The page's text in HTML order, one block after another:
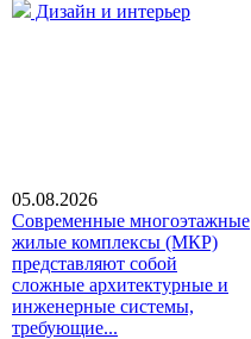
Дизайн и интерьер
05.08.2026
Современные многоэтажные
жилые комплексы (МКР)
представляют собой
сложные архитектурные и
инженерные системы,
требующие...